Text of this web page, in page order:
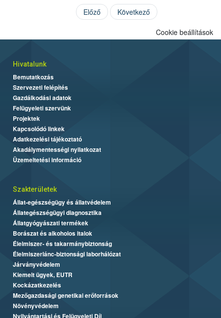
Előző Következő
Cookie beállítások
Hivatalunk
Bemutatkozás
Szervezeti felépítés
Gazdálkodási adatok
Felügyeleti szervünk
Projektek
Kapcsolódó linkek
Adatkezelési tájékoztató
Akadálymentességi nyilatkozat
Üzemeltetési információ
Szakterületek
Állat-egészségügy és állatvédelem
Állategészségügyi diagnosztika
Állatgyógyászati termékek
Borászat és alkoholos italok
Élelmiszer- és takarmánybiztonság
Élelmiszerlánc-biztonsági laborhálózat
Járványvédelem
Kiemelt ügyek, EUTR
Kockázatkezelés
Mezőgazdasági genetikai erőforrások
Növényvédelem
Nyilvántartási és Felügyeleti Díj